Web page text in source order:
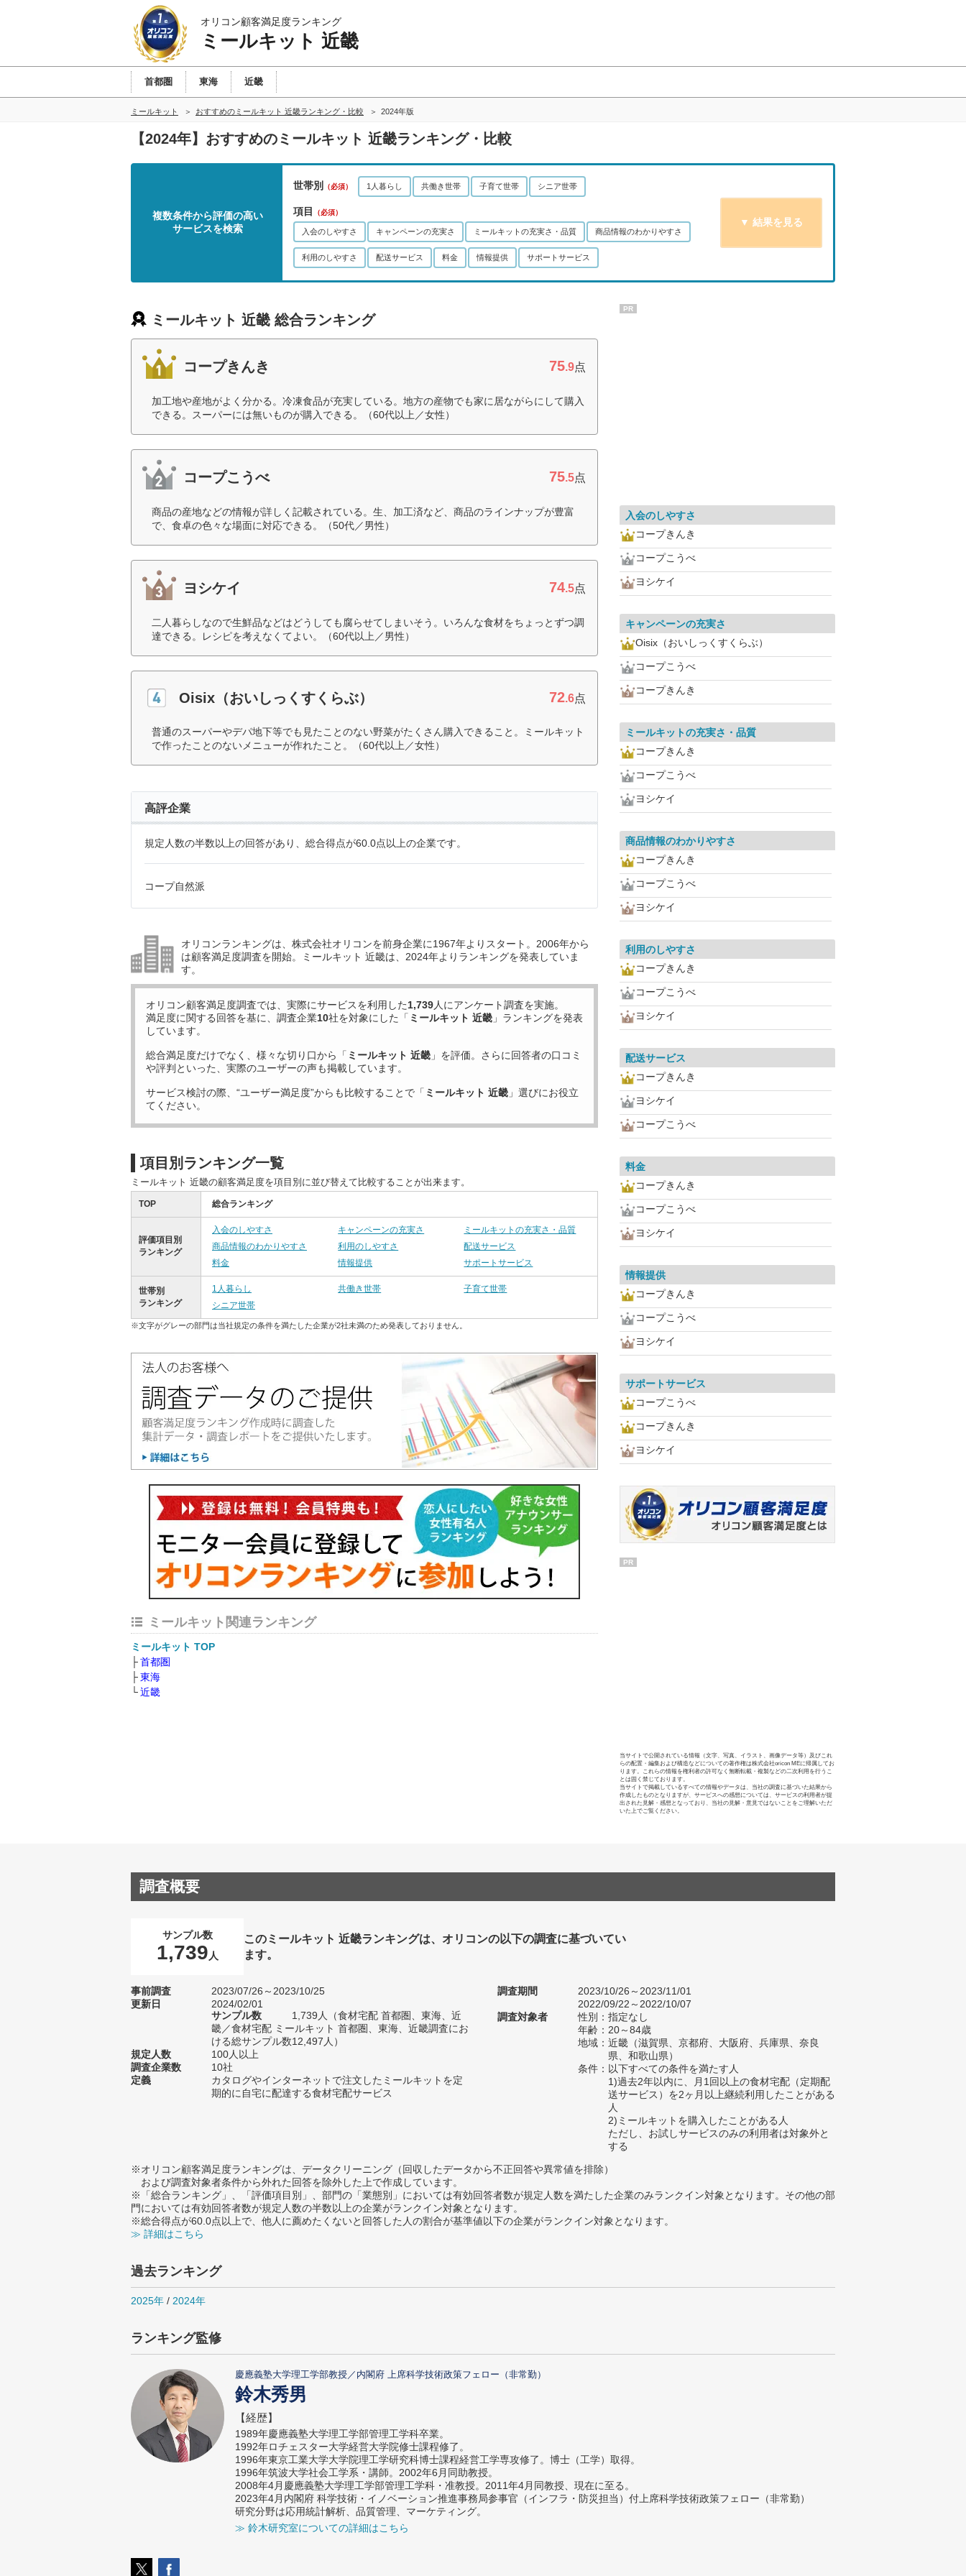
オリコン顧客満足度ランキング
ミールキット 近畿
首都圏 東海 近畿
ミールキット おすすめのミールキット 近畿ランキング・比較 2024年版
【2024年】おすすめのミールキット 近畿ランキング・比較
複数条件から評価の高い
サービスを検索
世帯別 （必須） 1人暮らし 共働き世帯 子育て世帯 シニア世帯
項目 （必須）
入会のしやすさ キャンペーンの充実さ ミールキットの充実さ・品質 商品情報のわかりやすさ
利用のしやすさ 配送サービス 料金 情報提供 サポートサービス
ミールキット 近畿 総合ランキング
コープきんき 75.9点
加工地や産地がよく分かる。冷凍食品が充実している。地方の産物でも家に居ながらにして購入
できる。スーパーには無いものが購入できる。（60代以上／女性）
コープこうべ 75.5点
商品の産地などの情報が詳しく記載されている。生、加工済など、商品のラインナップが豊富
で、食卓の色々な場面に対応できる。（50代／男性）
ヨシケイ 74.5点
二人暮らしなので生鮮品などはどうしても腐らせてしまいそう。いろんな食材をちょっとずつ調
達できる。レシピを考えなくてよい。（60代以上／男性）
Oisix（おいしっくすくらぶ） 72.6点
普通のスーパーやデパ地下等でも見たことのない野菜がたくさん購入できること。ミールキット
で作ったことのないメニューが作れたこと。（60代以上／女性）
高評企業
規定人数の半数以上の回答があり、総合得点が60.0点以上の企業です。
コープ自然派
オリコンランキングは、株式会社オリコンを前身企業に1967年よりスタート。2006年から
は顧客満足度調査を開始。ミールキット 近畿は、2024年よりランキングを発表していま
す。
オリコン顧客満足度調査では、実際にサービスを利用した1,739人にアンケート調査を実施。
満足度に関する回答を基に、調査企業10社を対象にした「 ミールキット 近畿 」ランキングを発表
しています。
総合満足度だけでなく、様々な切り口から「 ミールキット 近畿 」を評価。さらに回答者の口コミ
や評判といった、実際のユーザーの声も掲載しています。
サービス検討の際、“ユーザー満足度”からも比較することで「 ミールキット 近畿 」選びにお役立
てください。
項目別ランキング一覧
ミールキット 近畿の顧客満足度を項目別に並び替えて比較することが出来ます。
TOP 総合ランキング
評価項目別
ランキング
入会のしやすさ キャンペーンの充実さ
ミールキットの充実さ・品質
商品情報のわかりやすさ
利用のしやすさ
配送サービス
料金
情報提供 サポートサービス
世帯別
ランキング
1人暮らし 共働き世帯
子育て世帯
シニア世帯
※文字がグレーの部門は当社規定の条件を満たした企業が2社未満のため発表しておりません。
ミールキット関連ランキング
ミールキット TOP
首都圏
東海
近畿
PR
入会のしやすさ
コープきんき
コープこうべ
ヨシケイ
キャンペーンの充実さ
Oisix（おいしっくすくらぶ）
コープこうべ
コープきんき
ミールキットの充実さ・品質
コープきんき
コープこうべ
ヨシケイ
商品情報のわかりやすさ
コープきんき
コープこうべ
ヨシケイ
利用のしやすさ
コープきんき
コープこうべ
ヨシケイ
配送サービス
コープきんき
ヨシケイ
コープこうべ
料金
コープきんき
コープこうべ
ヨシケイ
情報提供
コープきんき
コープこうべ
ヨシケイ
サポートサービス
コープこうべ
コープきんき
ヨシケイ
PR
当サイトで公開されている情報（文字、写真、イラスト、画像データ等）及びこれ
らの配置・編集および構造などについての著作権は株式会社oricon MEに帰属してお
ります。これらの情報を権利者の許可なく無断転載・複製などの二次利用を行うこ
とは固く禁じております。
当サイトで掲載しているすべての情報やデータは、当社の調査に基づいた結果から
作成したものとなりますが、サービスへの感想については、サービスの利用者が提
出された見解・感想となっており、当社の見解・意見ではないことをご理解いただ
いた上でご覧ください。
調査概要
サンプル数
1,739 人
このミールキット 近畿ランキングは、オリコンの以下の調査に基づいてい
ます。
事前調査
2023/07/26～2023/10/25
更新日
2024/02/01
サンプル数
1,739人（食材宅配 首都圏、東海、近
畿／食材宅配 ミールキット 首都圏、東海、近畿調査にお
ける総サンプル数12,497人）
規定人数
100人以上
調査企業数
10社
定義
カタログやインターネットで注文したミールキットを定
期的に自宅に配達する食材宅配サービス
調査期間
2023/10/26～2023/11/01
2022/09/22～2022/10/07
調査対象者
性別：指定なし
年齢：20～84歳
地域：近畿（滋賀県、京都府、大阪府、兵庫県、奈良
県、和歌山県）
条件：以下すべての条件を満たす人
1)過去2年以内に、月1回以上の食材宅配（定期配
送サービス）を2ヶ月以上継続利用したことがある
人
2)ミールキットを購入したことがある人
ただし、お試しサービスのみの利用者は対象外と
する
※オリコン顧客満足度ランキングは、データクリーニング（回収したデータから不正回答や異常値を排除）
および調査対象者条件から外れた回答を除外した上で作成しています。
※「総合ランキング」、「評価項目別」、部門の「業態別」においては有効回答者数が規定人数を満たした企業のみランクイン対象となります。その他の部
門においては有効回答者数が規定人数の半数以上の企業がランクイン対象となります。
※総合得点が60.0点以上で、他人に薦めたくないと回答した人の割合が基準値以下の企業がランクイン対象となります。
≫ 詳細はこちら
過去ランキング
2025年 / 2024年
ランキング監修
慶應義塾大学理工学部教授／内閣府 上席科学技術政策フェロー（非常勤）
鈴木秀男
【経歴】
1989年慶應義塾大学理工学部管理工学科卒業。
1992年ロチェスター大学経営大学院修士課程修了。
1996年東京工業大学大学院理工学研究科博士課程経営工学専攻修了。博士（工学）取得。
1996年筑波大学社会工学系・講師。2002年6月同助教授。
2008年4月慶應義塾大学理工学部管理工学科・准教授。2011年4月同教授、現在に至る。
2023年4月内閣府 科学技術・イノベーション推進事務局参事官（インフラ・防災担当）付上席科学技術政策フェロー（非常勤）
研究分野は応用統計解析、品質管理、マーケティング。
≫ 鈴木研究室についての詳細はこちら